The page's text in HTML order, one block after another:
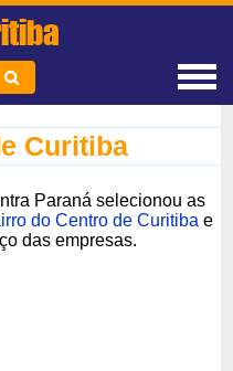
Curitiba
Paraná selecionou as
do Centro de Curitiba e
das empresas.